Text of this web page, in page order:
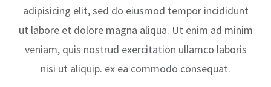
adipisicing elit, sed do eiusmod tempor incididunt
ut labore et dolore magna aliqua. Ut enim ad minim
veniam, quis nostrud exercitation ullamco laboris
nisi ut aliquip. ex ea commodo consequat.